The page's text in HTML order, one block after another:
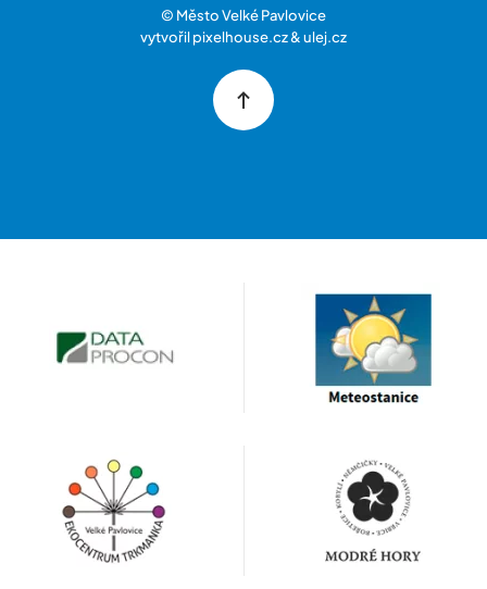
© Město Velké Pavlovice
vytvořilpixelhouse.cz&ulej.cz